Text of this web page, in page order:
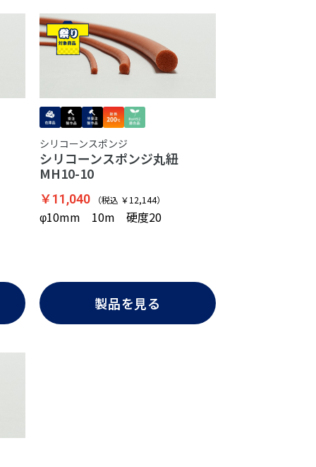
シリコーンスポンジ
シリコーンスポンジ丸紐
MH10-10
￥11,040 （税込 ￥12,144）
φ10mm 10m 硬度20
製品を見る